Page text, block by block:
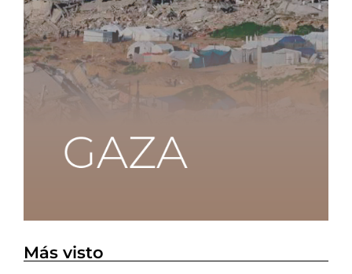
Más visto